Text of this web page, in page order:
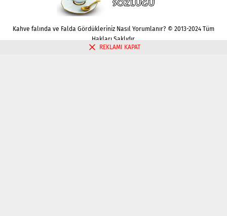
Kahve falında ve Falda Gördükleriniz Nasıl Yorumlanır? © 2013-2024 Tüm
Hakları Saklıdır.
REKLAMI KAPAT